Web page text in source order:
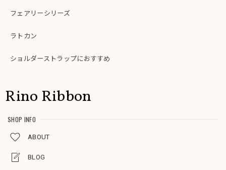
フェアリーシリーズ
ラトカン
ショルダーストラップにおすすめ
Rino Ribbon
SHOP INFO
ABOUT
BLOG